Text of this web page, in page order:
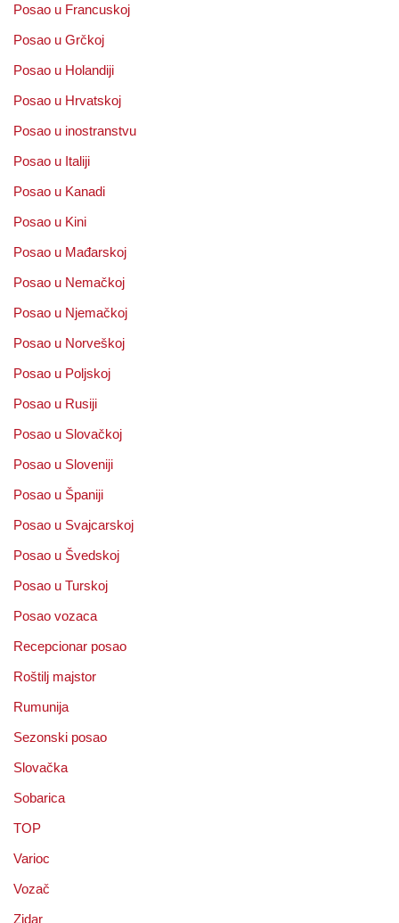
Posao u Francuskoj
Posao u Grčkoj
Posao u Holandiji
Posao u Hrvatskoj
Posao u inostranstvu
Posao u Italiji
Posao u Kanadi
Posao u Kini
Posao u Mađarskoj
Posao u Nemačkoj
Posao u Njemačkoj
Posao u Norveškoj
Posao u Poljskoj
Posao u Rusiji
Posao u Slovačkoj
Posao u Sloveniji
Posao u Španiji
Posao u Svajcarskoj
Posao u Švedskoj
Posao u Turskoj
Posao vozaca
Recepcionar posao
Roštilj majstor
Rumunija
Sezonski posao
Slovačka
Sobarica
TOP
Varioc
Vozač
Zidar